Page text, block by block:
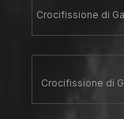
Crocifissione di
Crocifissione di